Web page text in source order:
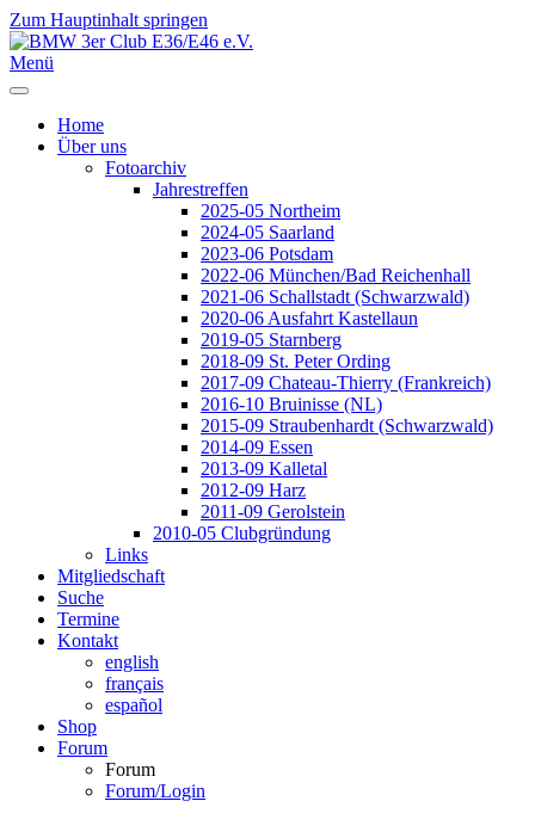
Zum Hauptinhalt springen
Menü
Home
Über uns
Fotoarchiv
Jahrestreffen
2025-05 Northeim
2024-05 Saarland
2023-06 Potsdam
2022-06 München/Bad Reichenhall
2021-06 Schallstadt (Schwarzwald)
2020-06 Ausfahrt Kastellaun
2019-05 Starnberg
2018-09 St. Peter Ording
2017-09 Chateau-Thierry (Frankreich)
2016-10 Bruinisse (NL)
2015-09 Straubenhardt (Schwarzwald)
2014-09 Essen
2013-09 Kalletal
2012-09 Harz
2011-09 Gerolstein
2010-05 Clubgründung
Links
Mitgliedschaft
Suche
Termine
Kontakt
english
français
español
Shop
Forum
Forum
Forum/Login
Jahr
Monat
Jahr
Monat